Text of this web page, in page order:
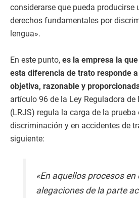
considerarse que pueda producirse
derechos fundamentales por
lengua».
En este punto, es la empresa la
esta diferencia de trato responde
objetiva, razonable y
artículo 96 de la Ley Reguladora
(LRJS) regula la carga de la prueba
discriminación y en accidentes de
siguiente:
«En aquellos procesos en
alegaciones de la parte